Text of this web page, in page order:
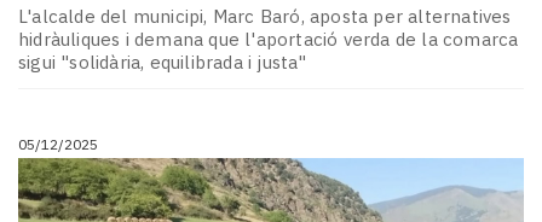
L'alcalde del municipi, Marc Baró, aposta per alternatives
hidràuliques i demana que l'aportació verda de la comarca
sigui "solidària, equilibrada i justa"
05/12/2025